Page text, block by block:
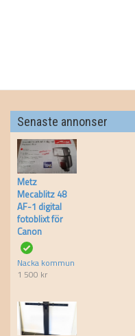
Senaste annonser
Metz
Mecablitz 48
AF-1 digital
fotoblixt för
Canon
Nacka kommun
1 500 kr